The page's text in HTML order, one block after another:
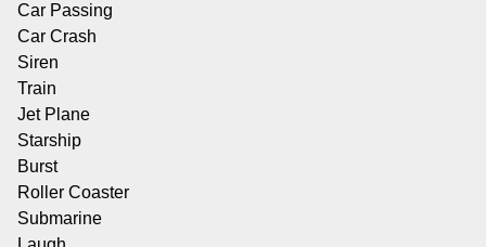
Car Passing
Car Crash
Siren
Train
Jet Plane
Starship
Burst
Roller Coaster
Submarine